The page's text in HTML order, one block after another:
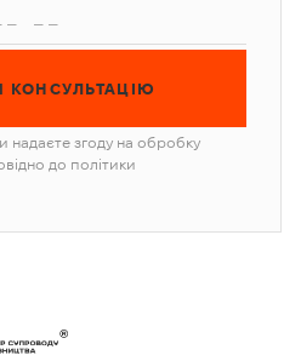
згоду на обробку
до політики